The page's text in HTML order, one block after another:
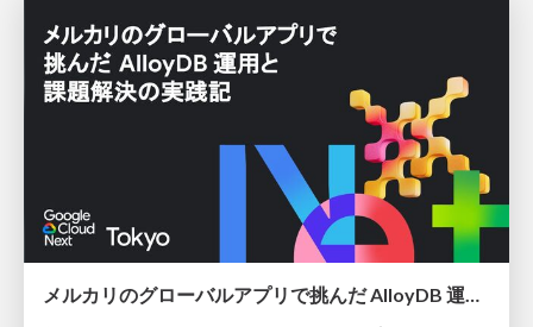
メルカリのグローバルアプリで挑んだ AlloyDB 運用と課題解決の実践記